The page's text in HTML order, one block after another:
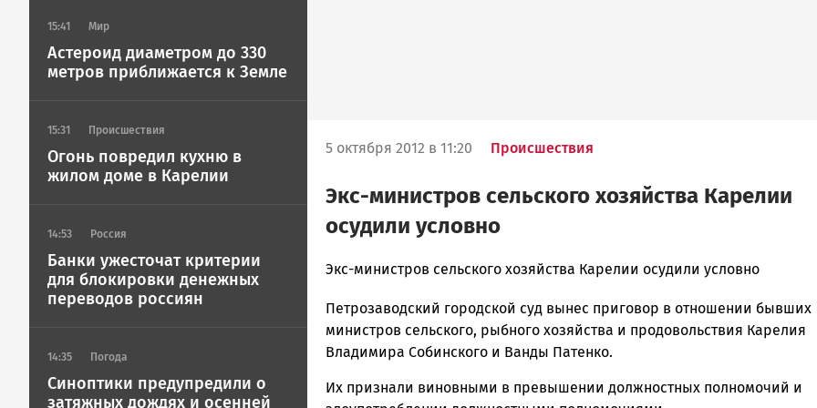
15:41 Мир
Астероид диаметром до 330
метров приближается к Земле
15:31 Происшествия
Огонь повредил кухню в
жилом доме в Карелии
14:53 Россия
Банки ужесточат критерии
для блокировки денежных
переводов россиян
14:35 Погода
Синоптики предупредили о
затяжных дождях и осенней
5 октября 2012 в 11:20 Происшествия
Экс-министров сельского хозяйства Карелии
осудили условно
admintimur
Петрозаводска
и
Карелии
Петрозаводск
Экс-министров сельского хозяйства Карелии осудили условно
Петрозаводский городской суд вынес приговор в отношении бывших
министров сельского, рыбного хозяйства и продовольствия Карелия
Владимира Собинского и Ванды Патенко.
Их признали виновными в превышении должностных полномочий и